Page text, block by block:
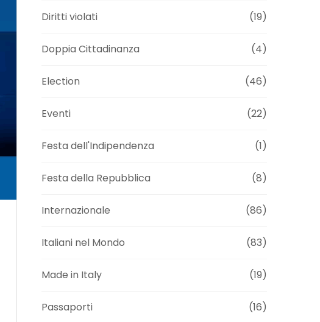
Diritti violati (19)
Doppia Cittadinanza (4)
Election (46)
Eventi (22)
Festa dell'Indipendenza (1)
Festa della Repubblica (8)
Internazionale (86)
Italiani nel Mondo (83)
Made in Italy (19)
Passaporti (16)